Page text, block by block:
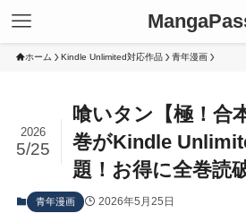
ホーム Kindle Unlimited対応作品 青年漫画
喰いタン【極！合
巻がKindle
題！お得に全巻読
2026
5/25
青年漫画 2026年5月25日